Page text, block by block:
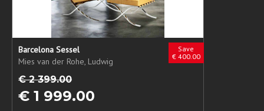
Save
€ 400.00
Barcelona Sessel
Mies van der Rohe, Ludwig
€ 2 399.00
€ 1 999.00